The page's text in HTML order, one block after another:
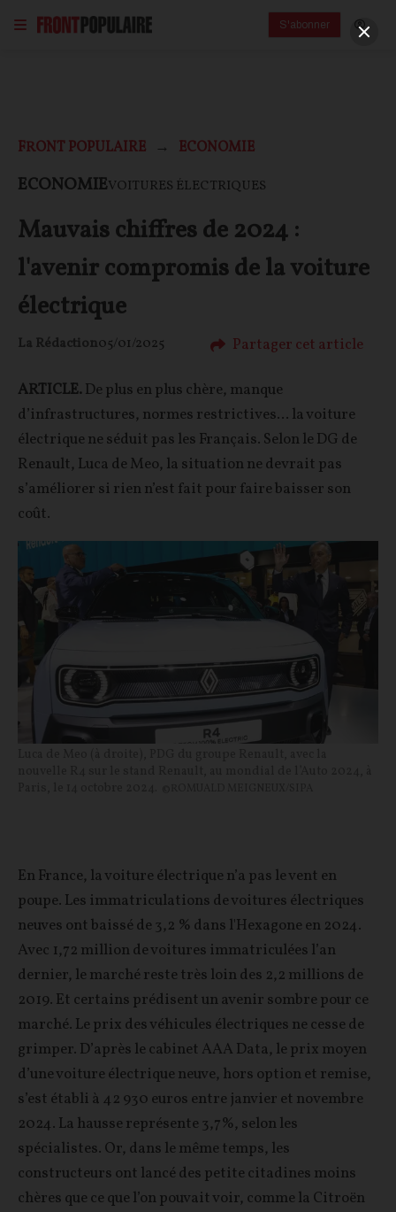
S'abonner
FRONT POPULAIRE ECONOMIE
ECONOMIEVOITURES ÉLECTRIQUES
Mauvais chiffres de 2024 :
l'avenir compromis de la voiture
électrique
La Rédaction05/01/2025 Partager cet article
ARTICLE.De plus en plus chère, manque
d’infrastructures, normes restrictives... la voiture
électrique ne séduit pas les Français. Selon le DG de
Renault, Luca de Meo, la situation ne devrait pas
s’améliorer si rien n’est fait pour faire baisser son
coût.
En France, la voiture électrique n’a pas le vent en
poupe. Les immatriculations de voitures électriques
neuves ont baissé de 3,2 % dans l'Hexagone en 2024.
Avec 1,72 million de voitures immatriculées l’an
dernier, le marché reste très loin des 2,2 millions de
2019. Et certains prédisent un avenir sombre pour ce
marché. Le prix des véhicules électriques ne cesse de
grimper. D’après le cabinet AAA Data, le prix moyen
d’une voiture électrique neuve, hors option et remise,
s’est établi à 42 930 euros entre janvier et novembre
2024. La hausse représente 3,7%, selon les
spécialistes. Or, dans le même temps, les
constructeurs ont lancé des petite citadines moins
chères que ce que l’on pouvait voir, comme la Citroën